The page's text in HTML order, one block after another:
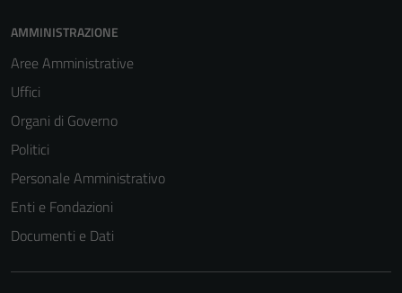
AMMINISTRAZIONE
Aree Amministrative
Uffici
Organi di Governo
Politici
Personale Amministrativo
Enti e Fondazioni
Documenti e Dati